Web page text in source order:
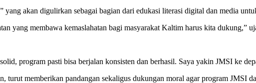
yang akan digulirkan sebagai bagian dari edukasi literasi digital dan media
yang membawa kemaslahatan bagi masyarakat Kaltim harus kita dukung,”
program pasti bisa berjalan konsisten dan berhasil. Saya yakin JMSI ke
memberikan pandangan sekaligus dukungan moral agar program JMSI